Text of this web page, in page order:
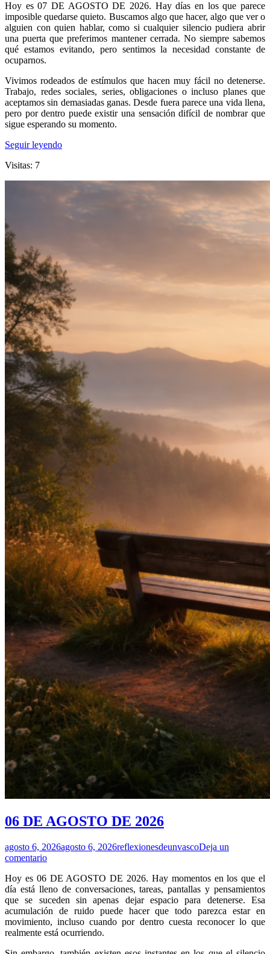
Hoy es 07 DE AGOSTO DE 2026. Hay días en los que parece
imposible quedarse quieto. Buscamos algo que hacer, algo que ver o
alguien con quien hablar, como si cualquier silencio pudiera abrir
una puerta que preferimos mantener cerrada. No siempre sabemos
qué estamos evitando, pero sentimos la necesidad constante de
ocuparnos.
Vivimos rodeados de estímulos que hacen muy fácil no detenerse.
Trabajo, redes sociales, series, obligaciones o incluso planes que
aceptamos sin demasiadas ganas. Desde fuera parece una vida llena,
pero por dentro puede existir una sensación difícil de nombrar que
sigue esperando su momento.
Seguir leyendo
Visitas: 7
06 DE AGOSTO DE 2026
agosto 6, 2026agosto 6, 2026reflexionesdeunvascoDeja un
comentario
Hoy es 06 DE AGOSTO DE 2026. Hay momentos en los que el
día está lleno de conversaciones, tareas, pantallas y pensamientos
que se suceden sin apenas dejar espacio para detenerse. Esa
acumulación de ruido puede hacer que todo parezca estar en
movimiento, incluso cuando por dentro cuesta reconocer lo que
realmente está ocurriendo.